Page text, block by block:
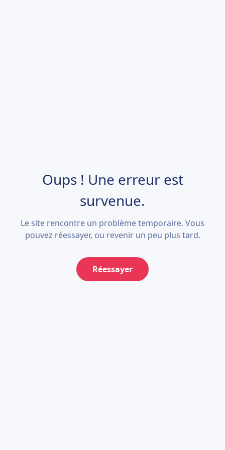
Oups ! Une erreur est
survenue.
Le site rencontre un problème temporaire. Vous
pouvez réessayer, ou revenir un peu plus tard.
Réessayer